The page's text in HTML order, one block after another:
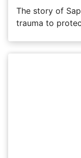
The story of
trauma to